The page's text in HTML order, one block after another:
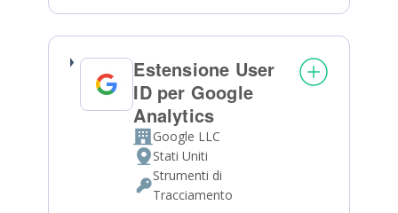
trattamento:
Personali
Estensione User
ID per Google
Analytics
Azienda:
Google LLC
Luogo
del
trattamento:
Stati Uniti
Dati
Strumenti di
Tracciamento